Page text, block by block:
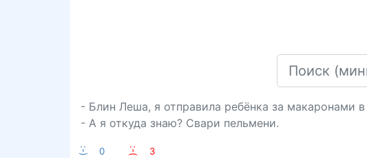
- Блин Леша, я отправила ребёнка за макаронами
- А я откуда знаю? Свари пельмени.
:-) 0 :-(
3